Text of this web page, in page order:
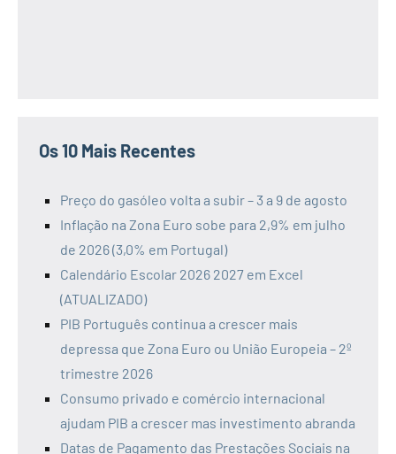
Os 10 Mais Recentes
Preço do gasóleo volta a subir – 3 a 9 de agosto
Inflação na Zona Euro sobe para 2,9% em julho
de 2026 (3,0% em Portugal)
Calendário Escolar 2026 2027 em Excel
(ATUALIZADO)
PIB Português continua a crescer mais
depressa que Zona Euro ou União Europeia – 2º
trimestre 2026
Consumo privado e comércio internacional
ajudam PIB a crescer mas investimento abranda
Datas de Pagamento das Prestações Sociais na